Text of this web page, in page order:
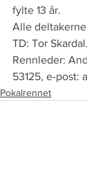
fylte 13 år.
Alle
TD: Tor
Rennleder:
53125, e-post:
Pokalrennet